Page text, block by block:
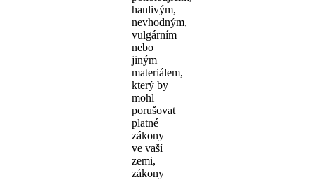
hanlivým,
nevhodným,
vulgárním
nebo
jiným
materiálem,
který by
mohl
porušovat
platné
zákony
ve vaší
zemi,
zákony